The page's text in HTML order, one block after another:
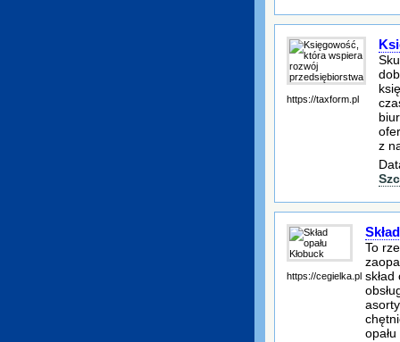
https://taxform.pl
z
https://cegielka.pl
To